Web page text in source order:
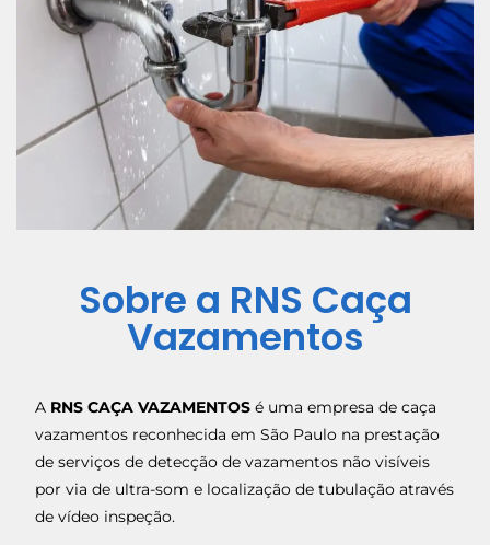
Sobre a RNS Caça
Vazamentos
A RNS CAÇA VAZAMENTOS é uma empresa de caça
vazamentos reconhecida em São Paulo na prestação
de serviços de detecção de vazamentos não visíveis
por via de ultra-som e localização de tubulação através
de vídeo inspeção.